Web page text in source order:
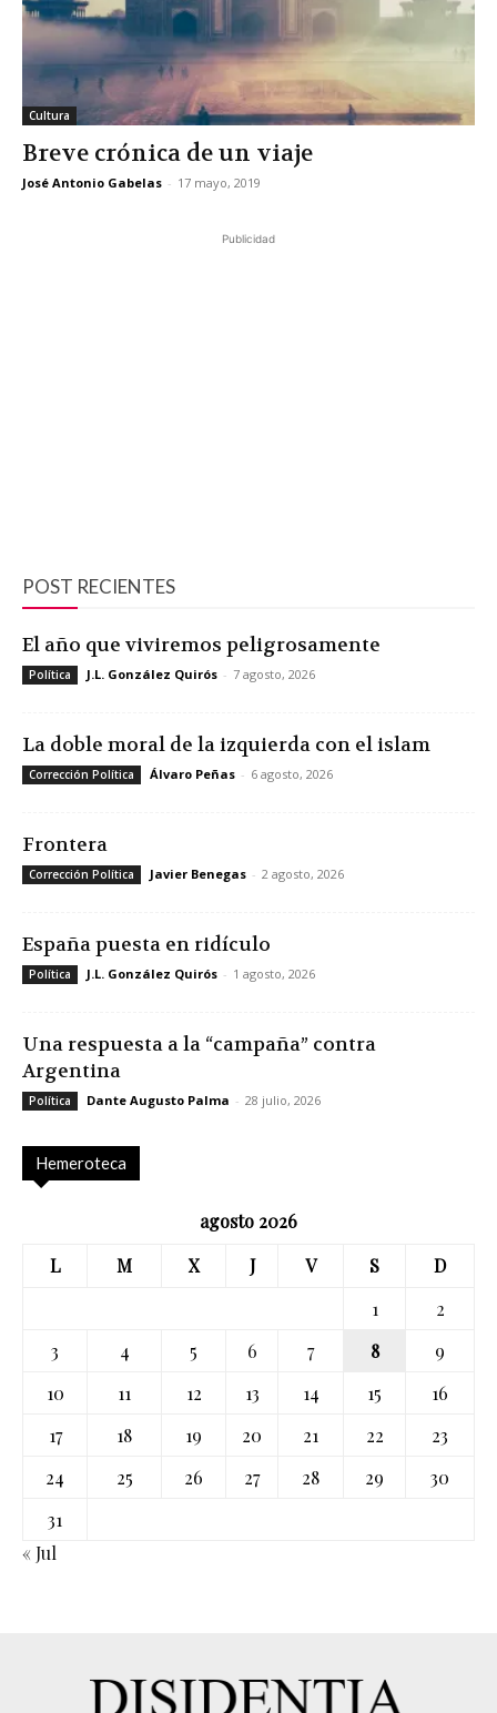
Cultura
Breve crónica de un viaje
José Antonio Gabelas - 17 mayo, 2019
Publicidad
POST RECIENTES
El año que viviremos peligrosamente
Política J.L. González Quirós - 7 agosto, 2026
La doble moral de la izquierda con el islam
Corrección Política Álvaro Peñas - 6 agosto, 2026
Frontera
Corrección Política Javier Benegas - 2 agosto, 2026
España puesta en ridículo
Política J.L. González Quirós - 1 agosto, 2026
Una respuesta a la “campaña” contra
Argentina
Política Dante Augusto Palma - 28 julio, 2026
Hemeroteca
agosto 2026
L
M X J V S
D
1
2
3
4 5 6 7 8
9
10
11 12 13 14 15
16
17
18 19 20 21 22
23
24
25 26 27 28 29
30
31
« Jul